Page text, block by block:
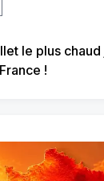
le plus chaud
!